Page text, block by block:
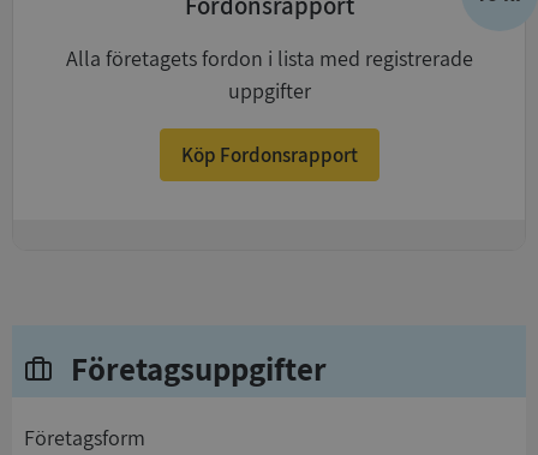
Alla företagets fordon i lista med registrerade
uppgifter
Köp Fordonsrapport
Företagsuppgifter
företagsform